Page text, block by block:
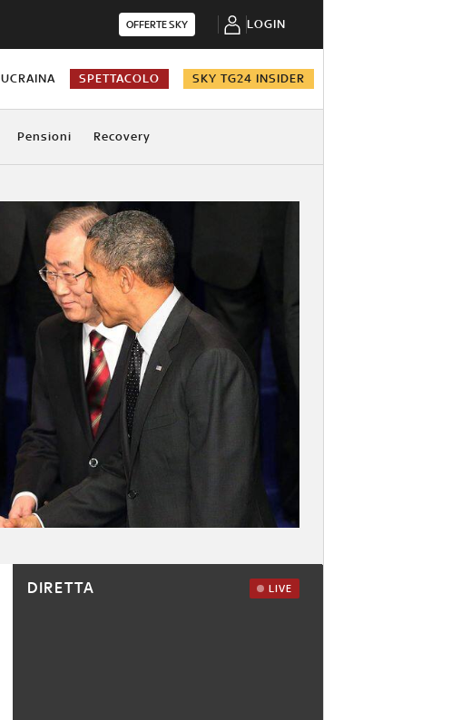
OFFERTE SKY LOGIN
UCRAINA SPETTACOLO SKY TG24 INSIDER
Pensioni Recovery
DIRETTA LIVE